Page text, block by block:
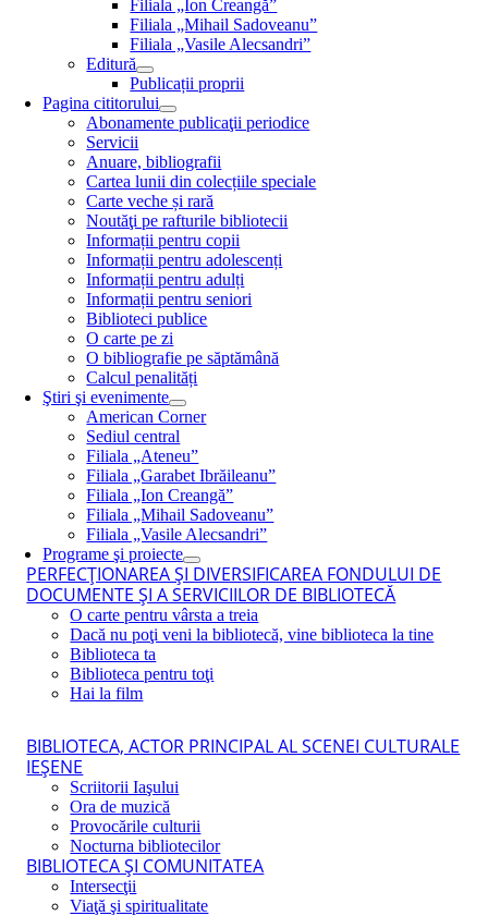
Filiala „Ion Creangă”
Filiala „Mihail Sadoveanu”
Filiala „Vasile Alecsandri”
Editură
Publicații proprii
Pagina cititorului
Abonamente publicaţii periodice
Servicii
Anuare, bibliografii
Cartea lunii din colecțiile speciale
Carte veche și rară
Noutăţi pe rafturile bibliotecii
Informații pentru copii
Informații pentru adolescenți
Informații pentru adulți
Informații pentru seniori
Biblioteci publice
O carte pe zi
O bibliografie pe săptămână
Calcul penalități
Ştiri şi evenimente
American Corner
Sediul central
Filiala „Ateneu”
Filiala „Garabet Ibrăileanu”
Filiala „Ion Creangă”
Filiala „Mihail Sadoveanu”
Filiala „Vasile Alecsandri”
Programe şi proiecte
PERFECŢIONAREA ŞI DIVERSIFICAREA FONDULUI DE
DOCUMENTE ŞI A SERVICIILOR DE BIBLIOTECĂ
O carte pentru vârsta a treia
Dacă nu poţi veni la bibliotecă, vine biblioteca la tine
Biblioteca ta
Biblioteca pentru toţi
Hai la film
BIBLIOTECA, ACTOR PRINCIPAL AL SCENEI CULTURALE
IEŞENE
Scriitorii Iaşului
Ora de muzică
Provocările culturii
Nocturna bibliotecilor
BIBLIOTECA ŞI COMUNITATEA
Intersecţii
Viaţă şi spiritualitate